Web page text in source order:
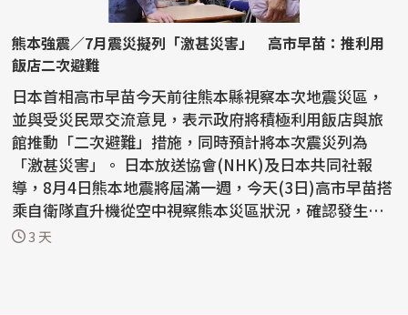
熊本強震／7月震災擬列「激甚災害」 高市早苗：推利用
飯店二次避難
日本首相高市早苗今天前往熊本縣視察本次地震災區，
並與受災民眾交流意見，表示政府將積極利用飯店與旅
館推動「二次避難」措施，同時預計將本次震災列為
「激甚災害」。 日本放送協會(NHK)及日本共同社報
導，8月4日熊本地震將屆滿一週，今天(3日)高市早苗搭
乘自衛隊直升機從空中視察熊本災區狀況，確認發生大
規模爆...
3 天